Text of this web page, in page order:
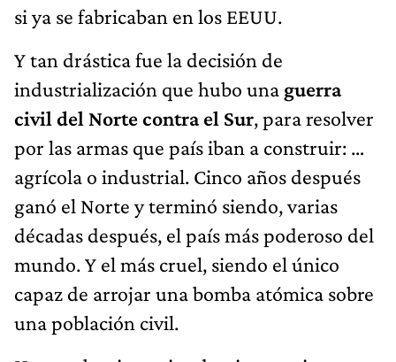
si ya se fabricaban en los EEUU.
Y tan drástica fue la decisión de
industrialización que hubo una guerra
civil del Norte contra el Sur, para resolver
por las armas que país iban a construir: …
agrícola o industrial. Cinco años después
ganó el Norte y terminó siendo, varias
décadas después, el país más poderoso del
mundo. Y el más cruel, siendo el único
capaz de arrojar una bomba atómica sobre
una población civil.